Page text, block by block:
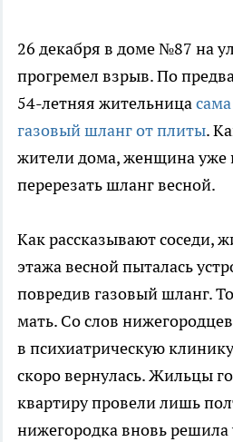
26 декабря в доме №87 на
прогремел взрыв. По
54-летняя жительница
газовый шланг от плиты.
жители дома, женщина уже
перерезать шланг весной.
Как рассказывают соседи,
этажа весной пыталась
повредив газовый шланг.
мать. Со слов
в психиатрическую
скоро вернулась. Жильцы
квартиру провели лишь
нижегородка вновь решила